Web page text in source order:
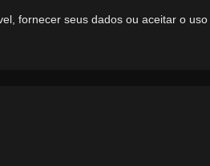
fornecer seus dados ou aceitar o